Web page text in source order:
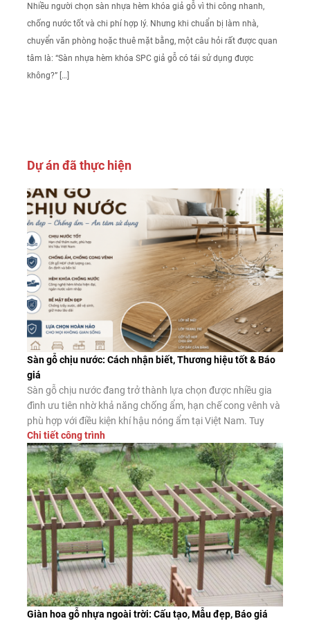
Nhiều người chọn sàn nhựa hèm khóa giả gỗ vì thi công nhanh,
chống nước tốt và chi phí hợp lý. Nhưng khi chuẩn bị làm nhà,
chuyển văn phòng hoặc thuê mặt bằng, một câu hỏi rất được quan
tâm là: “Sàn nhựa hèm khóa SPC giả gỗ có tái sử dụng được
không?” […]
Dự án đã thực hiện
Sàn gỗ chịu nước: Cách nhận biết, Thương hiệu tốt & Báo
giá
Sàn gỗ chịu nước đang trở thành lựa chọn được nhiều gia
đình ưu tiên nhờ khả năng chống ẩm, hạn chế cong vênh và
phù hợp với điều kiện khí hậu nóng ẩm tại Việt Nam. Tuy
nhiên, không phải sản phẩm nào được quảng cáo là “chịu
nước” cũng có chất lượng như […]
Chi tiết công trình
Giàn hoa gỗ nhựa ngoài trời: Cấu tạo, Mẫu đẹp, Báo giá